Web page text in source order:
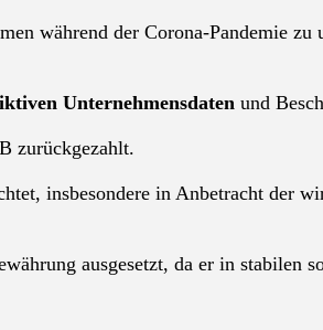
während der Corona-Pandemie zu
Unternehmensdatenund
zurückgezahlt.
insbesondere in Anbetracht der
ausgesetzt, da er in stabilen